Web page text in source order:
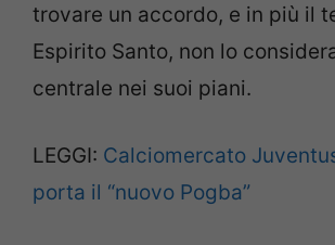
trovare un accordo, e in più il
Espirito Santo, non lo
centrale nei suoi piani.
LEGGI: Calciomercato
porta il “nuovo Pogba”